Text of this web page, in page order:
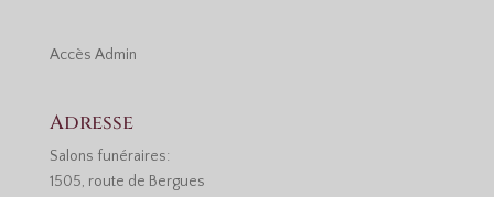
Accès Admin
Adresse
Salons funéraires:
1505, route de Bergues